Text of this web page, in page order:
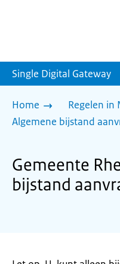
Single Digital Gateway
Home
Regelen in
Algemene bijstand
Gemeente
bijstand